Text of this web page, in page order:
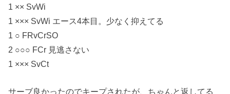
1 ×× SvWi
1 ××× SvWi エース4本目。少なく抑えてる
1 ○ FRvCrSO
2 ○○○ FCr 見逃さない
1 ××× SvCt
サーブ良かったのでキープされたが、ちゃんと返してる